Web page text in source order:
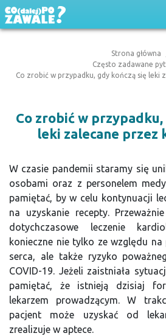
Strona główna
Często zadawane
Co zrobić w przypadku, gdy kończą się leki
Co zrobić w przypadku,
leki zalecane przez
W czasie pandemii staramy się
osobami oraz z personelem
pamiętać, by w celu kontynuacji
na uzyskanie recepty.
dotychczasowe leczenie
konieczne nie tylko ze względu
serca, ale także ryzyko
COVID-19. Jeżeli zaistniała
pamiętać, że istnieją dzisiaj
lekarzem prowadzącym. W
pacjent może uzyskać od
zrealizuje w aptece.